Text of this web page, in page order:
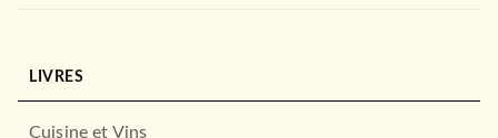
LIVRES
Cuisine et Vins